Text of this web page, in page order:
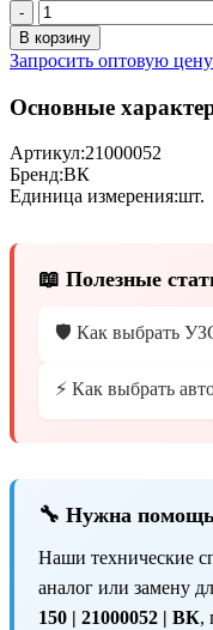
-
В корзину
Запросить оптовую цену
Основные
Артикул:21000052
Бренд:ВК
Единица измерения:шт.
📖 Полезные
🛡️ Как выбрать
⚡ Как выбрать
🔧 Нужна помощь
Наши технические
аналог или замену
150 | 21000052 | ВК,